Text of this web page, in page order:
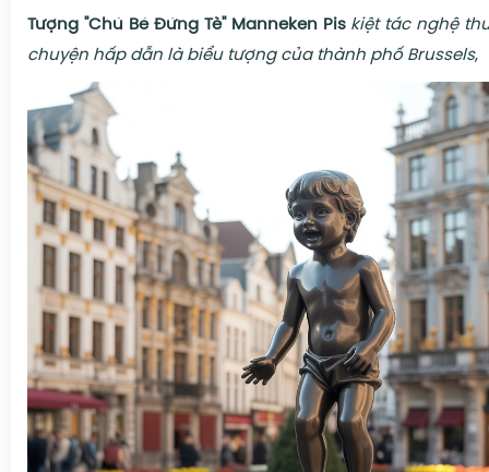
Tượng "Chú Bé Đứng Tè" Manneken Pis kiệt tác nghệ
chuyện hấp dẫn là biểu tượng của thành phố Brussels,